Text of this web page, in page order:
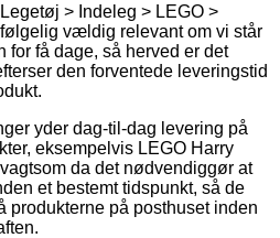
> Indeleg > LEGO >
vældig relevant om vi står
for få dage, så herved er det
den forventede leveringstid
yder dag-til-dag levering på
eksempelvis LEGO Harry
da det nødvendiggør at
et bestemt tidspunkt, så de
produkterne på posthuset inden